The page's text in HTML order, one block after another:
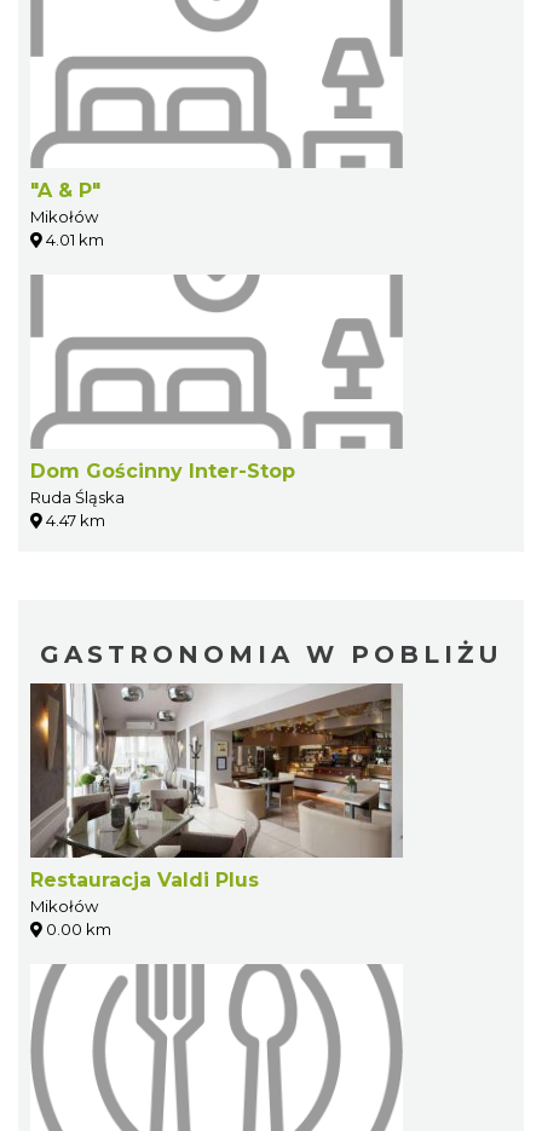
"A & P"
Mikołów
4.01 km
Dom Gościnny Inter-Stop
Ruda Śląska
4.47 km
GASTRONOMIA W POBLIŻU
Restauracja Valdi Plus
Mikołów
0.00 km